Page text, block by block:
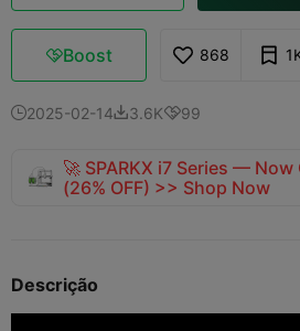
Boost 868
2025-02-143.6K99
🚀 SPARKX i7 Series —
(26% OFF) >> Shop Now
Descrição